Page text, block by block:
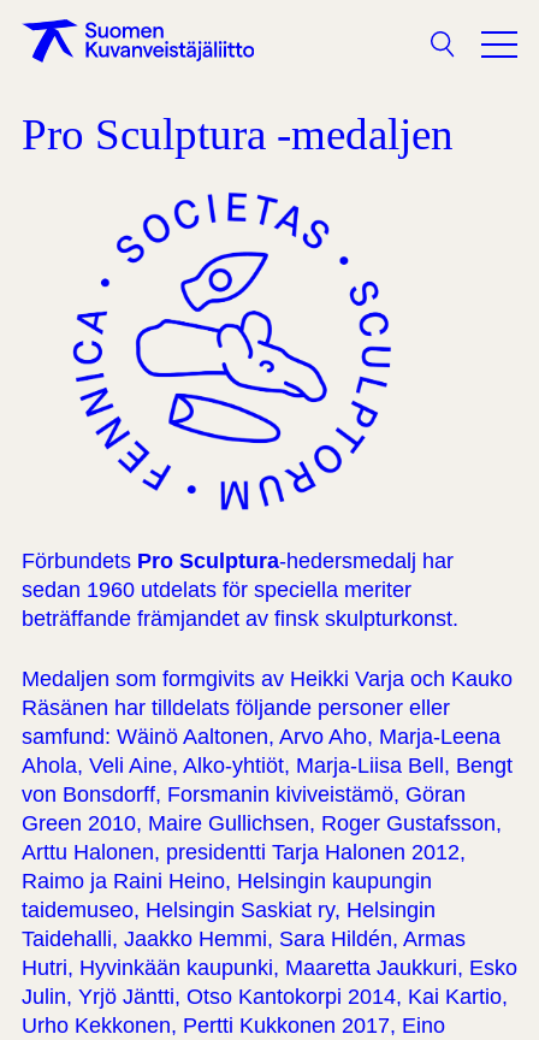
Sökning
Pro Sculptura -medaljen
Förbundets Pro Sculptura-hedersmedalj har
sedan 1960 utdelats för speciella meriter
beträffande främjandet av finsk skulpturkonst.
Medaljen som formgivits av Heikki Varja och Kauko
Räsänen har tilldelats följande personer eller
samfund: Wäinö Aaltonen, Arvo Aho, Marja-Leena
Ahola, Veli Aine, Alko-yhtiöt, Marja-Liisa Bell, Bengt
von Bonsdorff, Forsmanin kiviveistämö, Göran
Green 2010, Maire Gullichsen, Roger Gustafsson,
Arttu Halonen, presidentti Tarja Halonen 2012,
Raimo ja Raini Heino, Helsingin kaupungin
taidemuseo, Helsingin Saskiat ry, Helsingin
Taidehalli, Jaakko Hemmi, Sara Hildén, Armas
Hutri, Hyvinkään kaupunki, Maaretta Jaukkuri, Esko
Julin, Yrjö Jäntti, Otso Kantokorpi 2014, Kai Kartio,
Urho Kekkonen, Pertti Kukkonen 2017, Eino